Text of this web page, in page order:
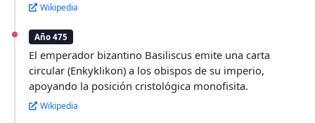
Wikipedia
Año 475
El emperador bizantino Basiliscus emite una carta
circular (Enkyklikon) a los obispos de su imperio,
apoyando la posición cristológica monofisita.
Wikipedia